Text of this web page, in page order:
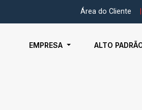
Área do Cliente
EMPRESA ALTO